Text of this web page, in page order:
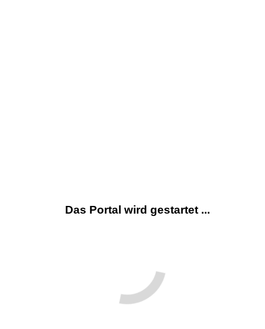
Das Portal wird gestartet ...